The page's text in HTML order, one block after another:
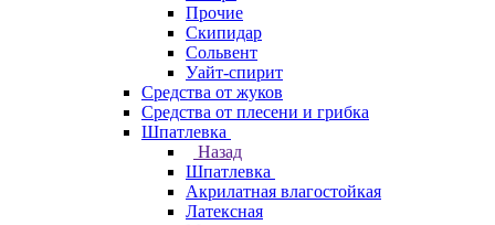
Прочие
Скипидар
Сольвент
Уайт-спирит
Средства от жуков
Средства от плесени и грибка
Шпатлевка
Назад
Шпатлевка
Акрилатная влагостойкая
Латексная